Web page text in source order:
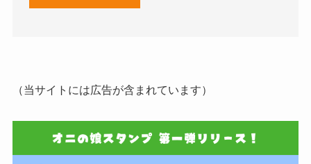
（当サイトには広告が含まれています）